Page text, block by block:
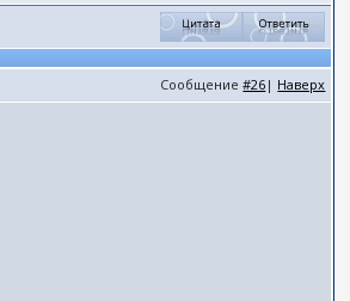
Сообщение#26 | Наверх